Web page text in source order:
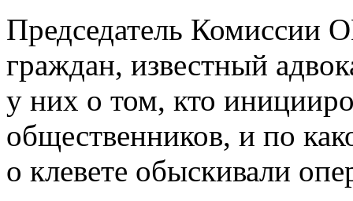
Председатель Комиссии
граждан, известный
у них о том, кто
общественников, и по
о клевете обыскивали